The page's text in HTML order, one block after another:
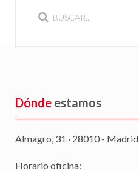
Dónde estamos
Almagro, 31 · 28010 - Madrid
Horario oficina: